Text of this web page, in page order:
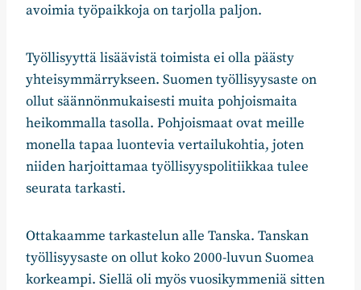
avoimia työpaikkoja on tarjolla paljon.
Työllisyyttä lisäävistä toimista ei olla päästy
yhteisymmärrykseen. Suomen työllisyysaste on
ollut säännönmukaisesti muita pohjoismaita
heikommalla tasolla. Pohjoismaat ovat meille
monella tapaa luontevia vertailukohtia, joten
niiden harjoittamaa työllisyyspolitiikkaa tulee
seurata tarkasti.
Ottakaamme tarkastelun alle Tanska. Tanskan
työllisyysaste on ollut koko 2000-luvun Suomea
korkeampi. Siellä oli myös vuosikymmeniä sitten